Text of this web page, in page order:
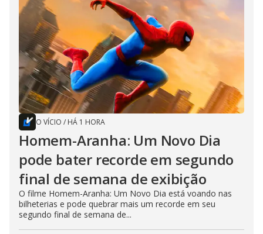
O VÍCIO / HÁ 1 HORA
Homem-Aranha: Um Novo Dia
pode bater recorde em segundo
final de semana de exibição
O filme Homem-Aranha: Um Novo Dia está voando nas
bilheterias e pode quebrar mais um recorde em seu
segundo final de semana de...